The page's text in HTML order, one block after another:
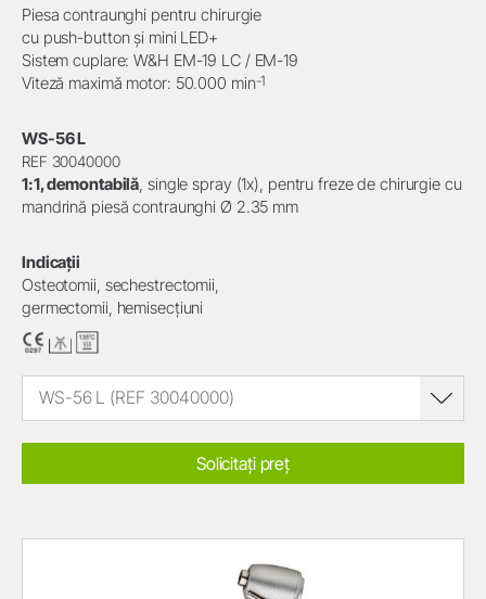
Piesa contraunghi pentru chirurgie
cu push-button și mini LED+
Sistem cuplare: W&H EM-19 LC / EM-19
Viteză maximă motor: 50.000 min-1
WS-56 L
REF 30040000
1:1, demontabilă, single spray (1x), pentru freze de chirurgie cu
mandrină piesă contraunghi Ø 2.35 mm
Indicații
Osteotomii, sechestrectomii,
germectomii, hemisecţiuni
WS-56 L (REF 30040000)
Solicitați preț